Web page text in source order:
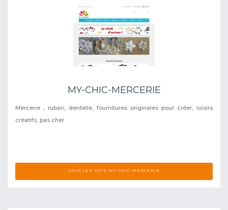
MY-CHIC-MERCERIE
Mercerie , ruban, dentelle, fournitures originales pour créer, loisirs
créatifs, pas cher
VOIR LES AVIS MY-CHIC-MERCERIE